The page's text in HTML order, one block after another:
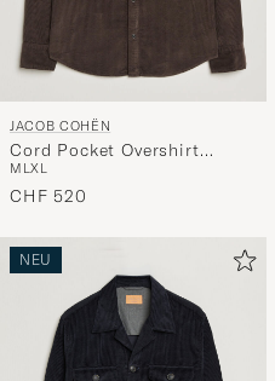
JACOB COHËN
Cord Pocket Overshirt
Brown
M LXL
CHF 520
NEU